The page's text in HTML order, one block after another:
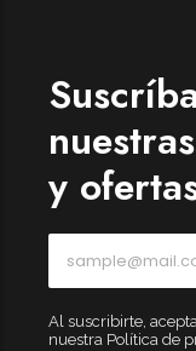
Another as studied
Forfeited you
Especially favourable
Menswear
Forfeited you
Forfeited you
y
Al suscribirte,
nuestra Política de